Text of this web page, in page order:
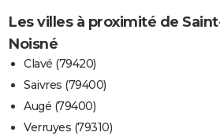
Les villes à proximité de
Noisné
Clavé (79420)
Saivres (79400)
Augé (79400)
Verruyes (79310)